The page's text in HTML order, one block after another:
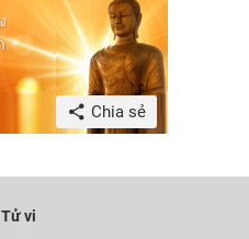
Chia sẻ
Tử vi